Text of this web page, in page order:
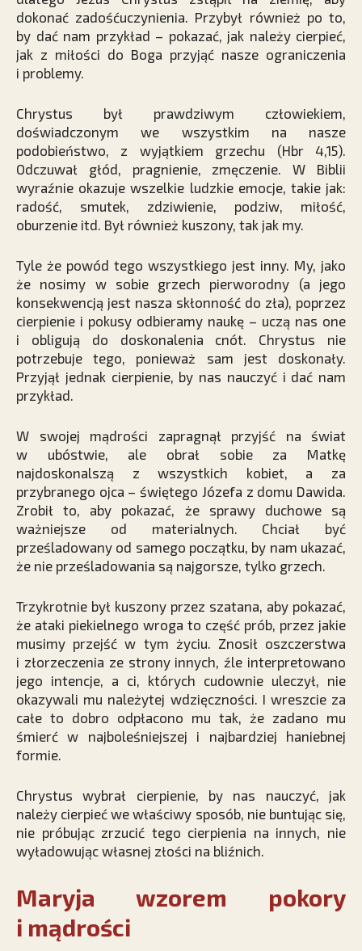
dokonać zadośćuczynienia. Przybył również po to,
by dać nam przykład – pokazać, jak należy cierpieć,
jak z miłości do Boga przyjąć nasze ograniczenia
i problemy.
Chrystus był prawdziwym człowiekiem,
doświadczonym we wszystkim na nasze
podobieństwo, z wyjątkiem grzechu (Hbr 4,15).
Odczuwał głód, pragnienie, zmęczenie. W Biblii
wyraźnie okazuje wszelkie ludzkie emocje, takie jak:
radość, smutek, zdziwienie, podziw, miłość,
oburzenie itd. Był również kuszony, tak jak my.
Tyle że powód tego wszystkiego jest inny. My, jako
że nosimy w sobie grzech pierworodny (a jego
konsekwencją jest nasza skłonność do zła), poprzez
cierpienie i pokusy odbieramy naukę – uczą nas one
i obligują do doskonalenia cnót. Chrystus nie
potrzebuje tego, ponieważ sam jest doskonały.
Przyjął jednak cierpienie, by nas nauczyć i dać nam
przykład.
W swojej mądrości zapragnął przyjść na świat
w ubóstwie, ale obrał sobie za Matkę
najdoskonalszą z wszystkich kobiet, a za
przybranego ojca – świętego Józefa z domu Dawida.
Zrobił to, aby pokazać, że sprawy duchowe są
ważniejsze od materialnych. Chciał być
prześladowany od samego początku, by nam ukazać,
że nie prześladowania są najgorsze, tylko grzech.
Trzykrotnie był kuszony przez szatana, aby pokazać,
że ataki piekielnego wroga to część prób, przez jakie
musimy przejść w tym życiu. Znosił oszczerstwa
i złorzeczenia ze strony innych, źle interpretowano
jego intencje, a ci, których cudownie uleczył, nie
okazywali mu należytej wdzięczności. I wreszcie za
całe to dobro odpłacono mu tak, że zadano mu
śmierć w najboleśniejszej i najbardziej haniebnej
formie.
Chrystus wybrał cierpienie, by nas nauczyć, jak
należy cierpieć we właściwy sposób, nie buntując się,
nie próbując zrzucić tego cierpienia na innych, nie
wyładowując własnej złości na bliźnich.
Maryja wzorem pokory
i mądrości